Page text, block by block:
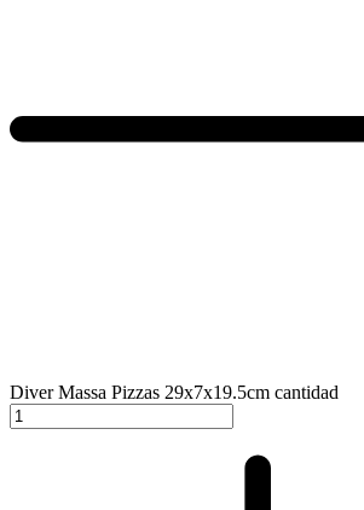
Diver Massa Pizzas 29x7x19.5cm cantidad